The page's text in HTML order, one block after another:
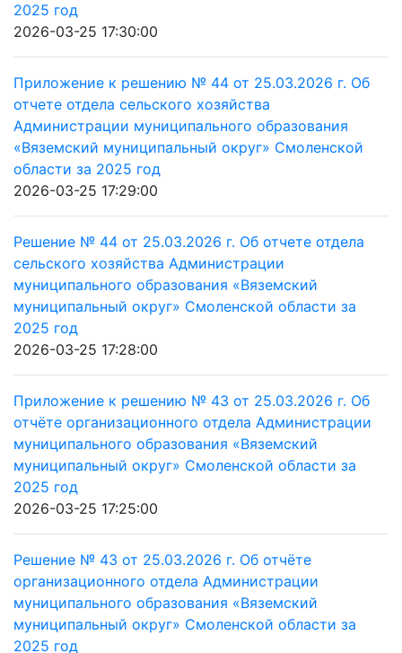
2025 год
2026-03-25 17:30:00
Приложение к решению № 44 от 25.03.2026 г. Об
отчете отдела сельского хозяйства
Администрации муниципального образования
«Вяземский муниципальный округ» Смоленской
области за 2025 год
2026-03-25 17:29:00
Решение № 44 от 25.03.2026 г. Об отчете отдела
сельского хозяйства Администрации
муниципального образования «Вяземский
муниципальный округ» Смоленской области за
2025 год
2026-03-25 17:28:00
Приложение к решению № 43 от 25.03.2026 г. Об
отчёте организационного отдела Администрации
муниципального образования «Вяземский
муниципальный округ» Смоленской области за
2025 год
2026-03-25 17:25:00
Решение № 43 от 25.03.2026 г. Об отчёте
организационного отдела Администрации
муниципального образования «Вяземский
муниципальный округ» Смоленской области за
2025 год